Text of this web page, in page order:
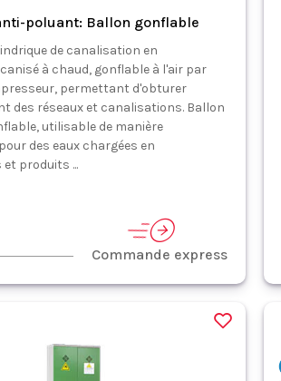
poluant: Ballon gonflable
de canalisation en
à chaud, gonflable à l'air par
permettant d'obturer
des réseaux et canalisations. Ballon
utilisable de manière
des eaux chargées en
produits ...
Commande express